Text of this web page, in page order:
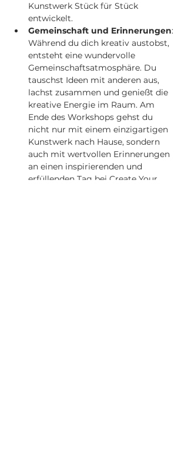
Kunstwerk Stück für Stück
entwickelt.
Gemeinschaft und Erinnerungen:
Während du dich kreativ austobst,
entsteht eine wundervolle
Gemeinschaftsatmosphäre. Du
tauschst Ideen mit anderen aus,
lachst zusammen und genießt die
kreative Energie im Raum. Am
Ende des Workshops gehst du
nicht nur mit einem einzigartigen
Kunstwerk nach Hause, sondern
auch mit wertvollen Erinnerungen
an einen inspirierenden und
erfüllenden Tag bei Create Your